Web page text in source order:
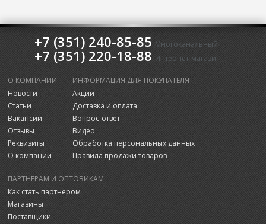
+7 (351) 240-85-85 Многоканальный
+7 (351) 220-18-88 Интернет-магазин
О КОМПАНИИ
Новости
Статьи
Вакансии
Отзывы
Реквизиты
О компании
ИНФОРМАЦИЯ ДЛЯ ПОКУПАТЕЛЯ
Акции
Доставка и оплата
Вопрос-ответ
Видео
Обработка персональных данных
Правила продажи товаров
ПАРТНЕРАМ И ОПТОВИКАМ
Как стать партнером
Магазины
Поставщики